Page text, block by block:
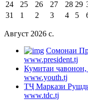
24
25 26 27 28 29
31
1 2 3 4 5
Август 2026 c.
Cомонаи
www.president.tj
Кумитаи ҷавонон,
www.youth.tj
ТҶ Маркази
www.tdc.tj